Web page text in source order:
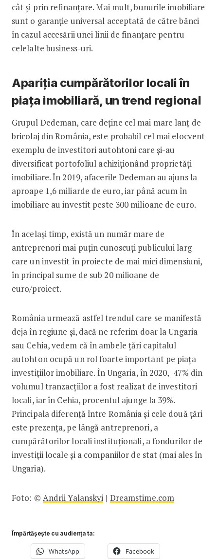
cât și prin refinanțare. Mai mult, bunurile imobiliare
sunt o garanție universal acceptată de către bănci
în cazul accesării unei linii de finanțare pentru
celelalte business-uri.
Apariția cumpărătorilor locali în
piața imobiliară, un trend regional
Grupul Dedeman, care deține cel mai mare lanț de
bricolaj din România, este probabil cel mai elocvent
exemplu de investitori autohtoni care și-au
diversificat portofoliul achiziționând proprietăți
imobiliare. În 2019, afacerile Dedeman au ajuns la
aproape 1,6 miliarde de euro, iar până acum în
imobiliare au investit peste 300 milioane de euro.
În același timp, există un număr mare de
antreprenori mai puțin cunoscuți publicului larg
care un investit în proiecte de mai mici dimensiuni,
în principal sume de sub 20 milioane de
euro/proiect.
România urmează astfel trendul care se manifestă
deja în regiune și, dacă ne referim doar la Ungaria
sau Cehia, vedem că în ambele țări capitalul
autohton ocupă un rol foarte important pe piața
investițiilor imobiliare. În Ungaria, în 2020, 47% din
volumul tranzacțiilor a fost realizat de investitori
locali, iar în Cehia, procentul ajunge la 39%.
Principala diferență între România și cele două țări
este prezența, pe lângă antreprenori, a
cumpărătorilor locali instituționali, a fondurilor de
investiții locale și a companiilor de stat (mai ales în
Ungaria).
Foto: © Andrii Yalanskyi | Dreamstime.com
Împărtășește cu audiența ta:
WhatsApp Facebook